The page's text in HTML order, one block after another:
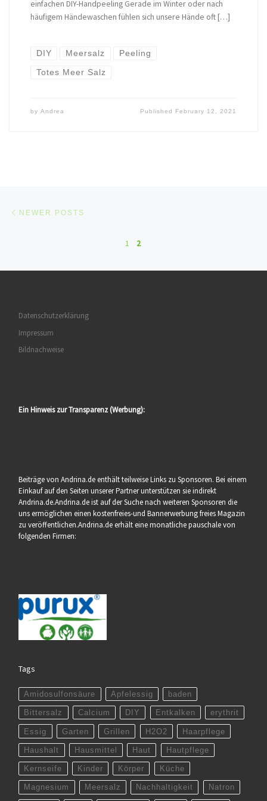
einfachen DIY-Handpeeling Gerade im Winter oder nach
häufigem Händewaschen fühlen sich unsere Hände oft […]
DIY Meersalz Peeling
Totes Meer Salz
by Andrea Published February 12, 2021
NEWER POSTS
1 2
Datenschutzerklärung
Impressum
Bildnachweise
Ein Hinweis zur Transparenz (Werbung):
Beiträge von Andrina.de enthält teilweise Links zu Sponsoren. Bei einem
Einkauf auf den Seiten unserer Partner unterstützen sie indirekt
Andrina.de.Andrina.de ist auf der Suche nach weiteren Sponsoren die
uns ermöglichen einen kostenfreies-und Bannerwerbung freies Magazin
zu veröffentlichen.Andrina.de erhält eine monatliche pauschale von
folgenden Firmen:
Tags
Amidosulfonsäure Apfelessig baden
Bittersalz Calcium DIY Entkalken erythrit
Essig Garten Grillen H2O2 Haarpflege
Haushalt Hausmittel Haut Hautpflege
Kernseife Kinder Körper Küche
Magnesium Meersalz Nachhaltigkeit Natron